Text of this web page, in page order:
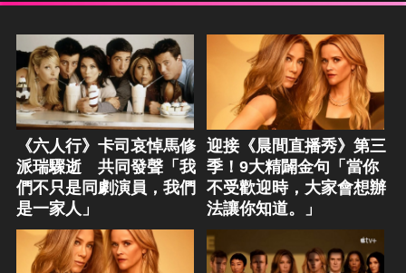
《六人行》卡司哀悼馬修
派瑞驟逝 共同發聲「我
們不只是同劇演員，我們
是一家人」
迎接《晨間直播秀》第三
季！9大精闢金句「當你
不受歡迎時，大家會想辦
法讓你知道。」